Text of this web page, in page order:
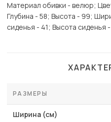
Материал обивки - велюр;
Глубина - 58; Высота - 99;
сиденья - 41; Высота сиденья
РАЗМЕРЫ
Ширина (см)